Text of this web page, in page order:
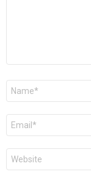
electrónico
*